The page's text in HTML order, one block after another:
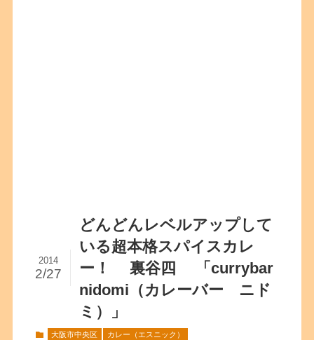
どんどんレベルアップして
いる超本格スパイスカレ
ー！ 裏谷四 「currybar
nidomi（カレーバー ニド
ミ）」
2014
2/27
大阪市中央区 カレー（エスニック）